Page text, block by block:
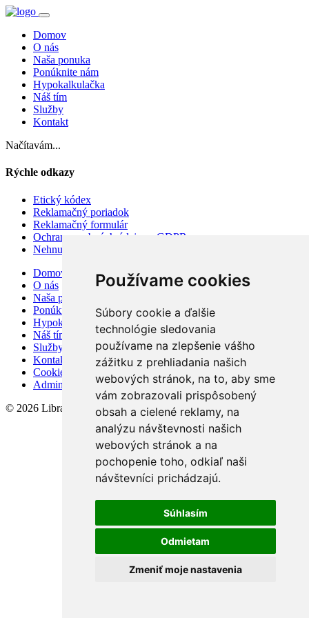
Používame cookies
Súbory cookie a ďalšie
technológie sledovania
používame na zlepšenie vášho
zážitku z prehliadania našich
webových stránok, na to, aby sme
vám zobrazovali prispôsobený
obsah a cielené reklamy, na
analýzu návštevnosti našich
webových stránok a na
pochopenie toho, odkiaľ naši
návštevníci prichádzajú.
Súhlasím
Odmietam
Zmeniť moje nastavenia
Domov
O nás
Naša ponuka
Ponúknite nám
Hypokalkulačka
Náš tím
Služby
Kontakt
Načítavám...
Rýchle odkazy
Etický kódex
Reklamačný poriadok
Reklamačný formulár
Ochrana osobných údajov - GDPR
Nehnuteľnosti Nové Zámky
Domov
O nás
Naša ponuka
Ponúknite nám
Hypokalkulačka
Náš tím
Služby
Kontakt
Cookies
Admin
© 2026 Libra Trade, spol. s.r.o.